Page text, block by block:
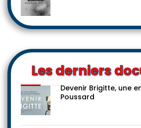
Les derniers
Devenir Brigitte, une
Poussard